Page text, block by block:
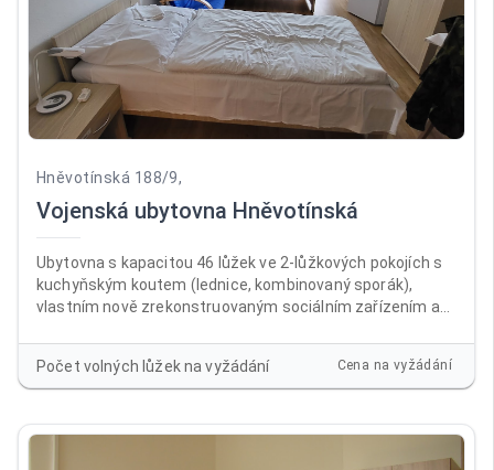
Hněvotínská 188/9,
Vojenská ubytovna Hněvotínská
Ubytovna s kapacitou 46 lůžek ve 2-lůžkových pokojích s
kuchyňským koutem (lednice, kombinovaný sporák),
vlastním nově zrekonstruovaným sociálním zařízením a
ubytovnou vlastní parkoviště. Společenská místnost
vybavená novým nábytkem a LCD TV. Prádelna. Na pokojích
Počet volných lůžek na vyžádání Cena na vyžádání